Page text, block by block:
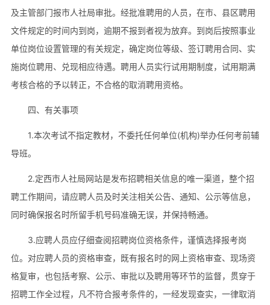
及主管部门报市人社局审批。经批准聘用的人员，在市、县区聘用
文件规定的时间内到岗，逾期不报到者视为放弃。到岗后按照事业
单位岗位设置管理的有关规定，确定岗位等级、签订聘用合同、实
施岗位聘用、兑现相应待遇。聘用人员实行试用期制度，试用期满
考核合格的予以转正，不合格的取消聘用资格。
四、有关事项
1.本次考试不指定教材，不委托任何单位(机构)举办任何考前辅
导班。
2.定西市人社局网站是发布招聘相关信息的唯一渠道，整个招
聘工作期间，请应聘人员及时关注相关公告、通知、公示等信息，
同时确保报名时所留手机号码准确无误，并保持畅通。
3.应聘人员应仔细查阅招聘岗位资格条件，谨慎选择报考岗
位。对应聘人员的资格审查，既有报名时的网上资格审查、现场资
格复审，也包括考察、公示、审批以及聘用等环节的监督，贯穿于
招聘工作全过程，凡不符合报考条件的，一经发现查实，一律取消